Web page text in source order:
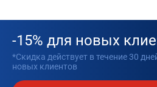
-15% для новых
*Скидка действует в течение 30
новых клиентов